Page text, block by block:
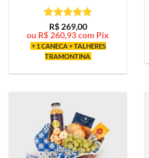
Avaliação5
de 5
R$269,00
ou R$260,93com Pix
+ 1 CANECA + TALHERES
TRAMONTINA